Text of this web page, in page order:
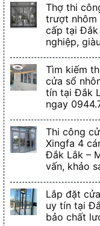
Thợ thi
trượt nhôm
cấp tại Đắk
nghiệp,
Tìm kiếm
cửa sổ
tín tại Đắk
ngay
Thi công
Xingfa 4
Đắk Lắk –
vấn, khảo
Lắp đặt
uy tín tại
bảo chất